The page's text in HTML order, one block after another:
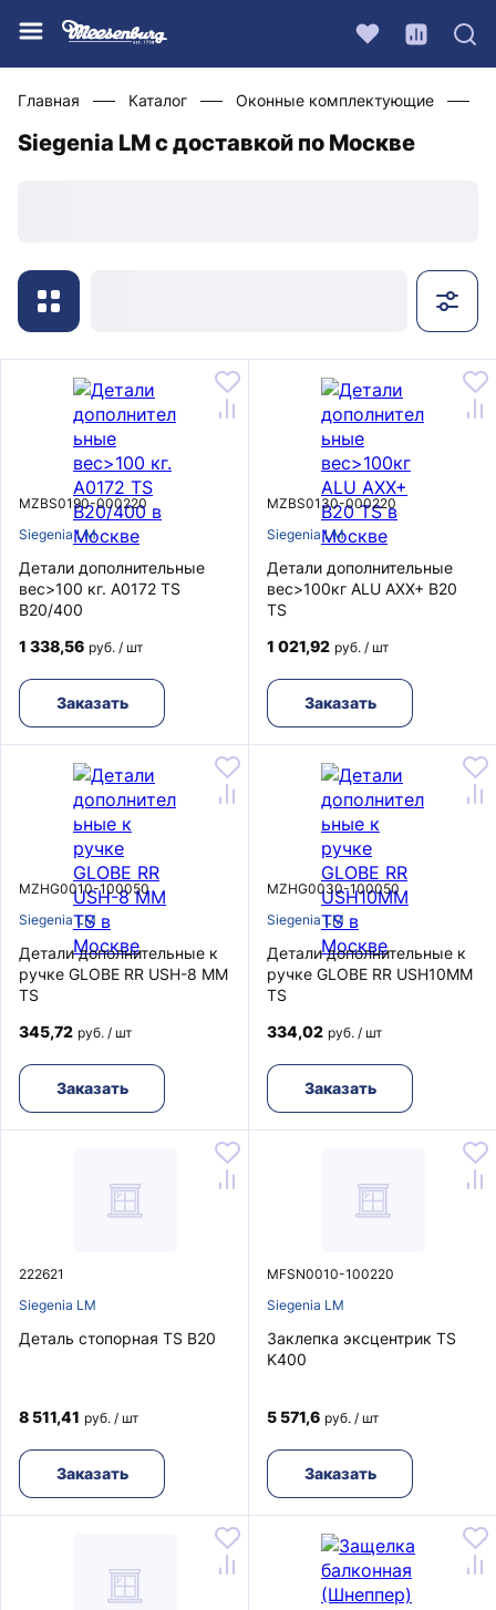
Главная Каталог Оконные комплектующие
Siegenia LM с доставкой по Москве
MZBS0190-000220
Siegenia LM
Детали дополнительные
вес>100 кг. A0172 TS
B20/400
1 338,56 руб. / шт
Заказать
MZBS0130-000220
Siegenia LM
Детали дополнительные
вес>100кг ALU AXX+ В20
TS
1 021,92 руб. / шт
Заказать
MZHG0010-100050
Siegenia LM
Детали дополнительные к
ручке GLOBE RR USH-8 MM
TS
345,72 руб. / шт
Заказать
MZHG0030-100050
Siegenia LM
Детали дополнительные к
ручке GLOBE RR USH10MM
TS
334,02 руб. / шт
Заказать
222621
Siegenia LM
Деталь стопорная TS B20
8 511,41 руб. / шт
Заказать
MFSN0010-100220
Siegenia LM
Заклепка эксцентрик TS
K400
5 571,6 руб. / шт
Заказать